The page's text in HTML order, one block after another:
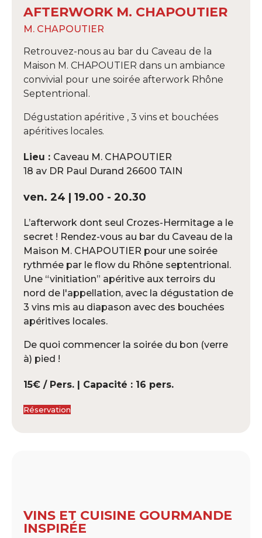
AFTERWORK M. CHAPOUTIER
M. CHAPOUTIER
Retrouvez-nous au bar du Caveau de la
Maison M. CHAPOUTIER dans un ambiance
convivial pour une soirée afterwork Rhône
Septentrional.
Dégustation apéritive , 3 vins et bouchées
apéritives locales.
Lieu : Caveau M. CHAPOUTIER
18 av DR Paul Durand 26600 TAIN
ven. 24 | 19.00 - 20.30
L’afterwork dont seul Crozes-Hermitage a le
secret ! Rendez-vous au bar du Caveau de la
Maison M. CHAPOUTIER pour une soirée
rythmée par le flow du Rhône septentrional.
Une “vinitiation” apéritive aux terroirs du
nord de l'appellation, avec la dégustation de
3 vins mis au diapason avec des bouchées
apéritives locales.
De quoi commencer la soirée du bon (verre
à) pied !
15€ / Pers. | Capacité : 16 pers.
Réservation
VINS ET CUISINE GOURMANDE
INSPIRÉE